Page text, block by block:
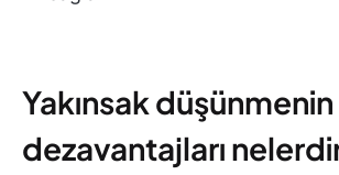
Yakınsak düşünmenin
dezavantajları